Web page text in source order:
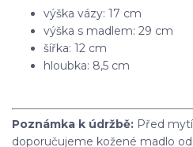
výška vázy: 17 cm
výška s madlem: 29 cm
šířka: 12 cm
hloubka: 8,5 cm
Poznámka k údržbě: Před
doporučujeme kožené madlo